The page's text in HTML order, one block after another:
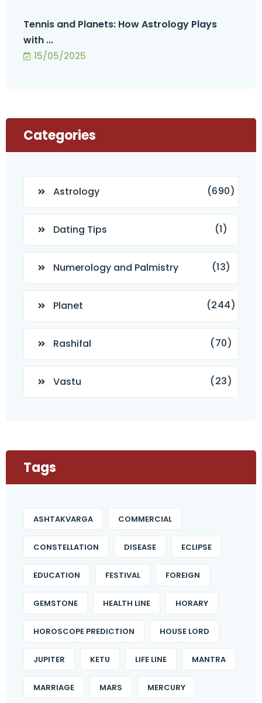
Tennis and Planets: How Astrology Plays
with ...
15/05/2025
Categories
Astrology (690)
Dating Tips (1)
Numerology and Palmistry (13)
Planet (244)
Rashifal (70)
Vastu (23)
Tags
ASHTAKVARGA COMMERCIAL
CONSTELLATION DISEASE ECLIPSE
EDUCATION FESTIVAL FOREIGN
GEMSTONE HEALTH LINE HORARY
HOROSCOPE PREDICTION HOUSE LORD
JUPITER KETU LIFE LINE MANTRA
MARRIAGE MARS MERCURY